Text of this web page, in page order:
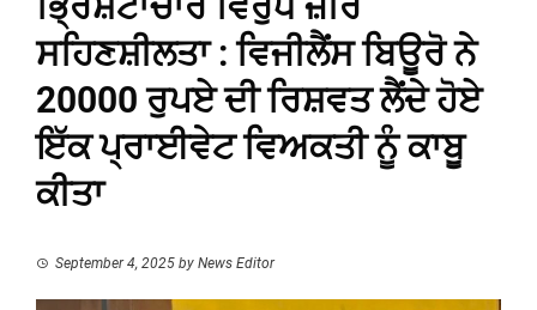
ਸਹਿਣਸ਼ੀਲਤਾ : ਵਿਜੀਲੈਂਸ ਬਿਊਰੋ ਨੇ
20000 ਰੁਪਏ ਦੀ ਰਿਸ਼ਵਤ ਲੈਂਦੇ ਹੋਏ
ਇੱਕ ਪ੍ਰਾਈਵੇਟ ਵਿਅਕਤੀ ਨੂੰ ਕਾਬੂ
ਕੀਤਾ
September 4, 2025 by News Editor